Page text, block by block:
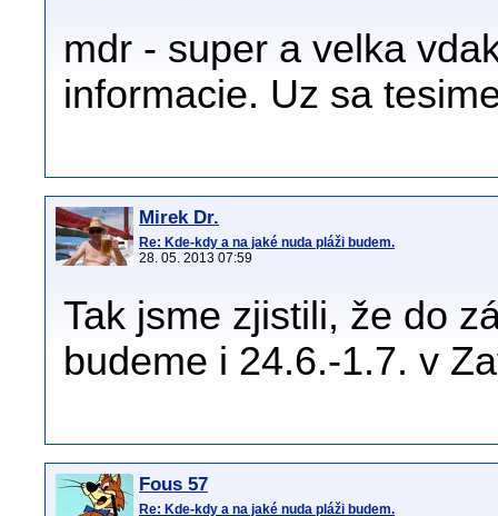
mdr - super a velka
informacie. Uz sa
Mirek Dr.
Re: Kde-kdy a na jaké nuda pláži budem.
28. 05. 2013 07:59
Tak jsme zjistili, že do
budeme i 24.6.-1.7. v
Fous 57
Re: Kde-kdy a na jaké nuda pláži budem.